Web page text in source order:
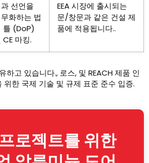
선언을
화하는 법
틀 (DoP)
CE 마킹.
EEA 시장에 출시되는
문/창문과 같은 건설 제
품에 적용됩니다..
하고 있습니다., 로스, 및 REACH 제품 인
위한 국제 기술 및 규제 표준 준수 입증.
로젝트를 위한